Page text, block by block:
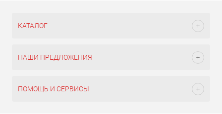
КАТАЛОГ
НАШИ ПРЕДЛОЖЕНИЯ
ПОМОЩЬ И СЕРВИСЫ